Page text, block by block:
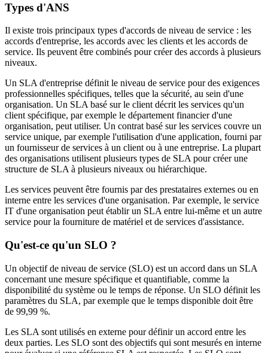
Types d'ANS
Il existe trois principaux types d'accords de niveau de service : les
accords d'entreprise, les accords avec les clients et les accords de
service. Ils peuvent être combinés pour créer des accords à plusieurs
niveaux.
Un SLA d'entreprise définit le niveau de service pour des exigences
professionnelles spécifiques, telles que la sécurité, au sein d'une
organisation. Un SLA basé sur le client décrit les services qu'un
client spécifique, par exemple le département financier d'une
organisation, peut utiliser. Un contrat basé sur les services couvre un
service unique, par exemple l'utilisation d'une application, fourni par
un fournisseur de services à un client ou à une entreprise. La plupart
des organisations utilisent plusieurs types de SLA pour créer une
structure de SLA à plusieurs niveaux ou hiérarchique.
Les services peuvent être fournis par des prestataires externes ou en
interne entre les services d'une organisation. Par exemple, le service
IT d'une organisation peut établir un SLA entre lui-même et un autre
service pour la fourniture de matériel et de services d'assistance.
Qu'est-ce qu'un SLO ?
Un objectif de niveau de service (SLO) est un accord dans un SLA
concernant une mesure spécifique et quantifiable, comme la
disponibilité du système ou le temps de réponse. Un SLO définit les
paramètres du SLA, par exemple que le temps disponible doit être
de 99,99 %.
Les SLA sont utilisés en externe pour définir un accord entre les
deux parties. Les SLO sont des objectifs qui sont mesurés en interne